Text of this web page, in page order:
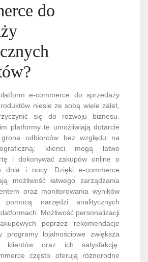
do
e-commerce do sprzedaży
niesie ze sobą wiele zalet,
się do rozwoju biznesu.
platformy te umożliwiają dotarcie
odbiorców bez względu na
klienci mogą łatwo
i dokonywać zakupów online o
dnia i nocy. Dzięki e-commerce
możliwość łatwego zarządzania
oraz monitorowania wyników
narzędzi analitycznych
Możliwość personalizacji
poprzez rekomendacje
programy lojalnościowe zwiększa
klientów oraz ich satysfakcję.
często oferują różnorodne